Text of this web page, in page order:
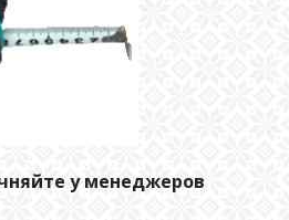
у менеджеров